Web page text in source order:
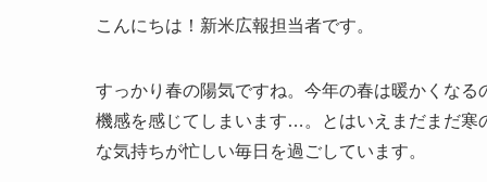
こんにちは！新米広報担当者です。
すっかり春の陽気ですね。今年の春は暖かくな
機感を感じてしまいます…。とはいえまだまだ寒
な気持ちが忙しい毎日を過ごしています。